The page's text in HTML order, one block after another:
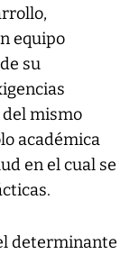
equipo
su
mismo
académica
en el cual se
determinante